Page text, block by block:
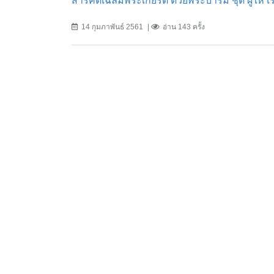
14 กุมภาพันธ์ 2561 อ่าน 143 ครั้ง